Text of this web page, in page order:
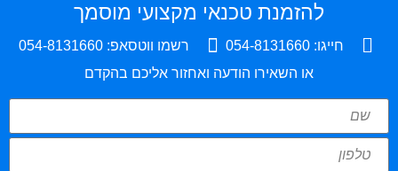
להזמנת טכנאי מקצועי מוסמך
חייגו: 054-8131660
רשמו ווטסאפ: 054-8131660
או השאירו הודעה ואחזור אליכם בהקדם